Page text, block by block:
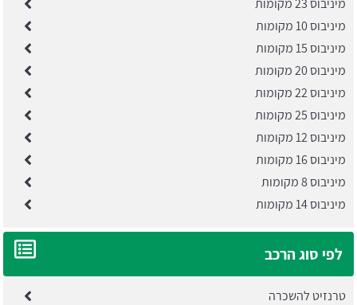
מיניבוס 23 מקומות
מיניבוס 10 מקומות
מיניבוס 15 מקומות
מיניבוס 20 מקומות
מיניבוס 22 מקומות
מיניבוס 25 מקומות
מיניבוס 12 מקומות
מיניבוס 16 מקומות
מיניבוס 8 מקומות
מיניבוס 14 מקומות
לפי סוג הרכב
טרנזיט להשכרה